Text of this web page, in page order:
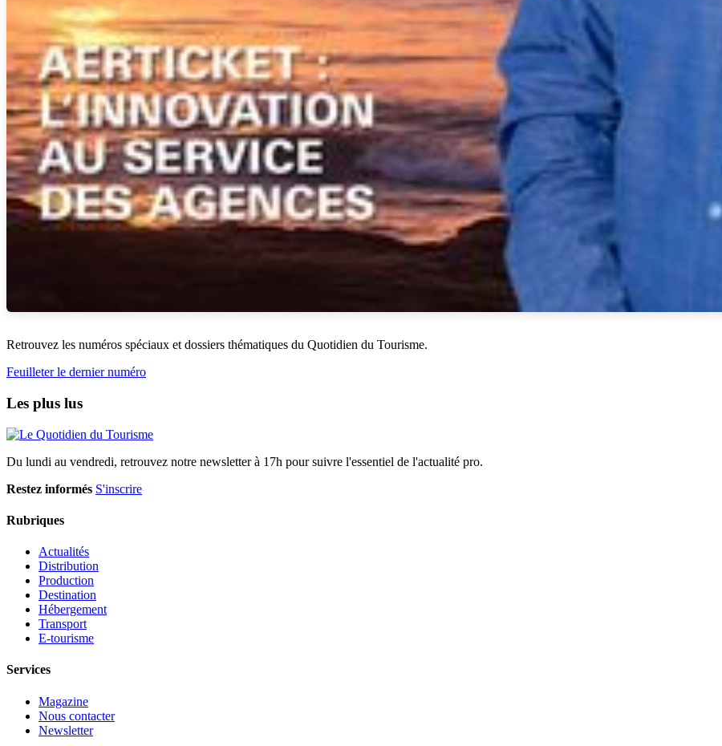
Retrouvez les numéros spéciaux et dossiers thématiques du Quotidien du Tourisme.
Feuilleter le dernier numéro
Les plus lus
Du lundi au vendredi, retrouvez notre newsletter à 17h pour suivre l'essentiel de l'actualité pro.
Restez informés S'inscrire
Rubriques
Actualités
Distribution
Production
Destination
Hébergement
Transport
E-tourisme
Services
Magazine
Nous contacter
Newsletter